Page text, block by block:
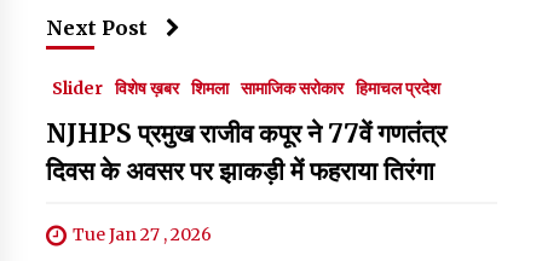
Next Post
Slider विशेष ख़बर शिमला सामाजिक सरोकार हिमाचल प्रदेश
NJHPS प्रमुख राजीव कपूर ने 77वें गणतंत्र
दिवस के अवसर पर झाकड़ी में फहराया तिरंगा
Tue Jan 27 , 2026